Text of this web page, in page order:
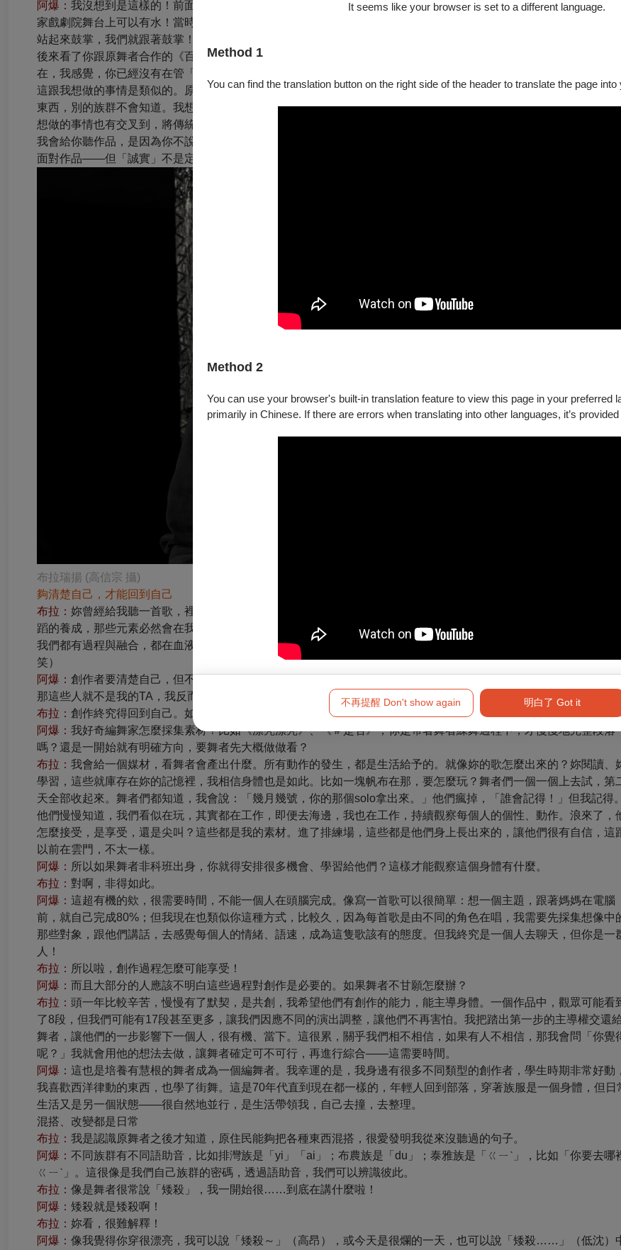
It seems like your browser is set to a different language.
Method 1
You can find the translation button on the right side of the header to translate the page
Method 2
You can use your browser's built-in translation feature to view this page in your preferred
primarily in Chinese. If there are errors when translating into other languages, it’s
不再提醒 Don't show again 明白了 Got it
阿爆： 我沒想到是這樣的！前面睡著，水倒下來就醒了，我想：哇！可以這麼鬧的喔！（兩人大笑）我才知道，原來國
家戲劇院舞台上可以有水！當時跟妹妹去看，我們討論：為什麼有人在游泳，這樣的舞蹈，什麼意思？！謝幕時，大家
站起來鼓掌，我們就跟著鼓掌！（大笑）小時候當然討論不出什麼，結論就是：藝術就是這樣子！
後來看了你跟原舞者合作的《百合戀》，直到回台東這幾年的作品。剛回來，接觸傳統的形式，給自己一個緩衝，到現
在，我感覺，你已經沒有在管「原住民」了，脫掉族群與身份，作為一個人，去呈現生活的樣子。
這跟我想做的事情是類似的。原住民有自己的流行音樂脈絡，南台灣有很多Indie的唱片製作公司，有很多卡帶，但這
東西，別的族群不會知道。我想，未來「流行音樂」應該也要有一個區塊是屬於「台灣原住民流行音樂」——這跟哥
想做的事情也有交叉到，將傳統元素轉換，隨著生活改變。我們開始比較熟識，就是都在做相同東西。
我會給你聽作品，是因為你不說謊。創作者需要這樣的人，明白告訴我們好／不好在哪裡。某種程度上，我們都想誠實
面對作品——但「誠實」不是定義在他人，而是我們有沒有真的把心裡想要講的那個東西說到「足」。
布拉瑞揚 (高信宗 攝)
夠清楚自己，才能回到自己
布拉： 妳曾經給我聽一首歌，裡面有一些「啊啊耶耶」，我提出一些委婉的質疑，妳當時的回答很好。就像我是西方舞
蹈的養成，那些元素必然會在我的創作裡，妳就是唱流行音樂長大的人，對妳來說，「耶」跟「啊」從來不是個問題。
我們都有過程與融合，都在血液裡，自然會出現在創作裡。我當時想：對吼，好啦，你不要講話，認真聽就好了！（大
笑）
阿爆： 創作者要清楚自己，但不能理解的人一定會有，比如若有人要用傳統原住民音樂來看我，那就永遠無法理解我，
那這些人就不是我的TA，我反而會去推薦他們去聽其他人的音樂。
布拉： 創作終究得回到自己。如果你夠清楚自己，就不會被好／壞的批評干擾。
阿爆： 我好奇編舞家怎麼採集素材？比如《漂亮漂亮》、《＃是否》，你是帶著舞者練舞過程中，才慢慢地完整段落
嗎？還是一開始就有明確方向，要舞者先大概做做看？
布拉： 我會給一個媒材，看舞者會產出什麼。所有動作的發生，都是生活給予的。就像妳的歌怎麼出來的？妳閱讀、
學習，這些就庫存在妳的記憶裡，我相信身體也是如此。比如一塊帆布在那，要怎麼玩？舞者們一個一個上去試，第
天全部收起來。舞者們都知道，我會說：「幾月幾號，你的那個solo拿出來。」他們瘋掉，「誰會記得！」但我記得。
他們慢慢知道，我們看似在玩，其實都在工作，即便去海邊，我也在工作，持續觀察每個人的個性、動作。浪來了，
怎麼接受，是享受，還是尖叫？這些都是我的素材。進了排練場，這些都是他們身上長出來的，讓他們很有自信，這
以前在雲門，不太一樣。
阿爆： 所以如果舞者非科班出身，你就得安排很多機會、學習給他們？這樣才能觀察這個身體有什麼。
布拉： 對啊，非得如此。
阿爆： 這超有機的欸，很需要時間，不能一個人在頭腦完成。像寫一首歌可以很簡單：想一個主題，跟著媽媽在電腦
前，就自己完成80%；但我現在也類似你這種方式，比較久，因為每首歌是由不同的角色在唱，我需要先採集想像中
那些對象，跟他們講話，去感覺每個人的情緒、語速，成為這隻歌該有的態度。但我終究是一個人去聊天，但你是一
人！
布拉： 所以啦，創作過程怎麼可能享受！
阿爆： 而且大部分的人應該不明白這些過程對創作是必要的。如果舞者不甘願怎麼辦？
布拉： 頭一年比較辛苦，慢慢有了默契，是共創，我希望他們有創作的能力，能主導身體。一個作品中，觀眾可能看
了8段，但我們可能有17段甚至更多，讓我們因應不同的演出調整，讓他們不再害怕。我把踏出第一步的主導權交還
舞者，讓他們的一步影響下一個人，很有機、當下。這很累，關乎我們相不相信，如果有人不相信，那我會問「你覺
呢？」我就會用他的想法去做，讓舞者確定可不可行，再進行綜合——這需要時間。
阿爆： 這也是培養有慧根的舞者成為一個編舞者。我幸運的是，我身邊有很多不同類型的創作者，學生時期非常好動，
我喜歡西洋律動的東西，也學了街舞。這是70年代直到現在都一樣的，年輕人回到部落，穿著族服是一個身體，但日
生活又是另一個狀態——很自然地並行，是生活帶領我，自己去撞，去整理。
混搭、改變都是日常
布拉： 我是認識原舞者之後才知道，原住民能夠把各種東西混搭，很愛發明我從來沒聽過的句子。
阿爆： 不同族群有不同語助音，比如排灣族是「yi」「ai」；布農族是「du」；泰雅族是「ㄍㄧˋ」，比如「你要去哪
ㄍㄧˋ」。這很像是我們自己族群的密碼，透過語助音，我們可以辨識彼此。
布拉： 像是舞者很常說「矮殺」，我一開始很……到底在講什麼啦！
阿爆： 矮殺就是矮殺啊！
布拉： 妳看，很難解釋！
阿爆： 像我覺得你穿很漂亮，我可以說「矮殺～」（高昂），或今天是很爛的一天，也可以說「矮殺……」（低沈）